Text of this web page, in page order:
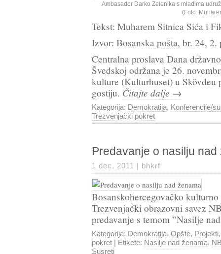
Ambasador Darko Zelenika s mladima
(Foto:
Tekst: Muharem Sitnica Sića i
Izvor: Bosanska pošta, br. 24, 2.
Centralna proslava Dana
Švedskoj održana je 26.
kulture (Kulturhuset) u Skövdeu
gostiju. Čitajte dalje →
Kategorija: Demokratija, Konferencije/
Trezvenjački pokret
Predavanje o nasilju nad
1 dec, 2011 | bhkrf
Bosanskohercegovačko
Trezvenjački obrazovni savez
predavanje s temom ”Nasilje
Kategorija: Demokratija, Opšte, Projekti
pokret | Etikete: Nasilje nad ženama,
Susreti